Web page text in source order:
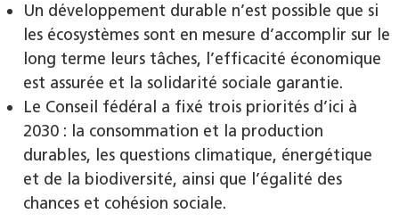
Un développement durable n’est possible que si
les écosystèmes sont en mesure d’accomplir sur le
long terme leurs tâches, l’efficacité économique
est assurée et la solidarité sociale garantie.
Le Conseil fédéral a fixé trois priorités d’ici à
2030 : la consommation et la production
durables, les questions climatique, énergétique
et de la biodiversité, ainsi que l’égalité des
chances et cohésion sociale.